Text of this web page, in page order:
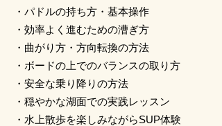
・パドルの持ち方・基本操作
・効率よく進むための漕ぎ方
・曲がり方・方向転換の方法
・ボードの上でのバランスの取り方
・安全な乗り降りの方法
・穏やかな湖面での実践レッスン
・水上散歩を楽しみながらSUP体験​